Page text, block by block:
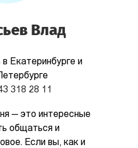
Влад
Екатеринбурге и
318 28 11
— это интересные
общаться и
Если вы, как и